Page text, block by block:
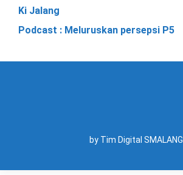
Ki Jalang
Podcast : Meluruskan persepsi P5
by Tim Digital SMALANG